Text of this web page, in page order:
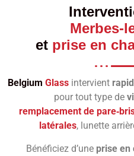
Merbes-
et prise en
Belgium Glassintervient
pour tout type de
remplacement de
latérales, lunette
Bénéficiez d’une prise en